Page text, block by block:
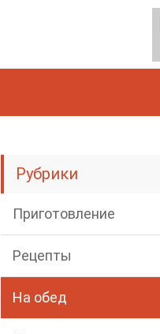
Рубрики
Приготовление
Рецепты
На обед